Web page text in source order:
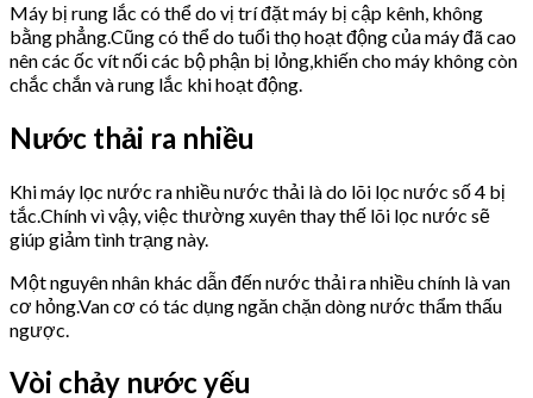
Máy bị rung lắc có thể do vị trí đặt máy bị cập kênh, không
bằng phẳng.Cũng có thể do tuổi thọ hoạt động của máy đã cao
nên các ốc vít nối các bộ phận bị lỏng,khiến cho máy không còn
chắc chắn và rung lắc khi hoạt động.
Nước thải ra nhiều
Khi máy lọc nước ra nhiều nước thải là do lõi lọc nước số 4 bị
tắc.Chính vì vậy, việc thường xuyên thay thế lõi lọc nước sẽ
giúp giảm tình trạng này.
Một nguyên nhân khác dẫn đến nước thải ra nhiều chính là van
cơ hỏng.Van cơ có tác dụng ngăn chặn dòng nước thẩm thấu
ngược.
Vòi chảy nước yếu